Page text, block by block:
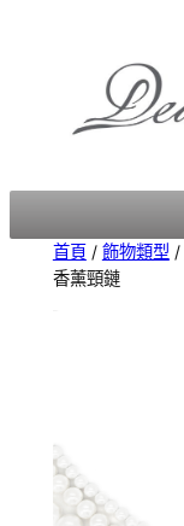
首頁/ 飾物類型 /
香薰頸鏈